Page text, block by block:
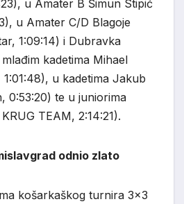
u Amater B Šimun Stipić
u Amater C/D Blagoje
1:09:14) i Dubravka
kadetima Mihael
u kadetima Jakub
0:53:20) te u juniorima
TEAM, 2:14:21).
odnio zlato
košarkaškog turnira 3×3